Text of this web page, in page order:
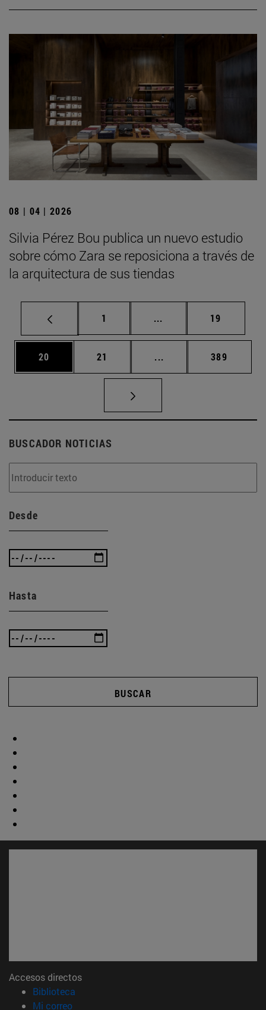
08 | 04 | 2026
Silvia Pérez Bou publica un nuevo estudio
sobre cómo Zara se reposiciona a través de
la arquitectura de sus tiendas
Página
1 ... Páginas intermedias
Página
19
Página
20 Página
21 ... Páginas intermedias
Página
389
BUSCADOR NOTICIAS
Desde
Hasta
BUSCAR
Accesos directos
Biblioteca
Mi correo(abre en nueva ventana)